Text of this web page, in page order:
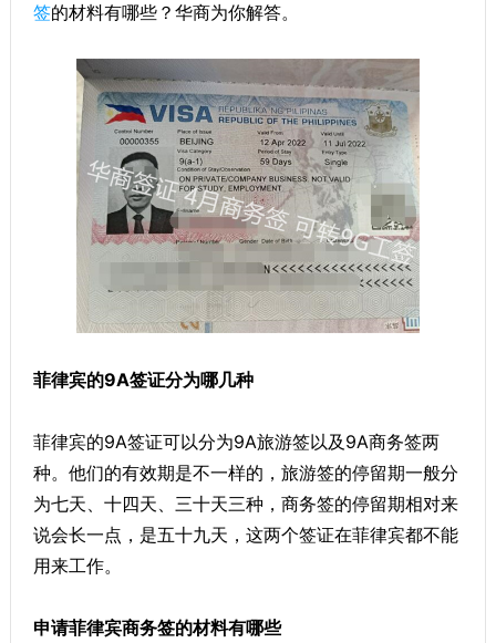
签的材料有哪些？华商为你解答。
菲律宾的9A签证分为哪几种
菲律宾的9A签证可以分为9A旅游签以及9A商务签两
种。他们的有效期是不一样的，旅游签的停留期一般分
为七天、十四天、三十天三种，商务签的停留期相对来
说会长一点，是五十九天，这两个签证在菲律宾都不能
用来工作。
申请菲律宾商务签的材料有哪些